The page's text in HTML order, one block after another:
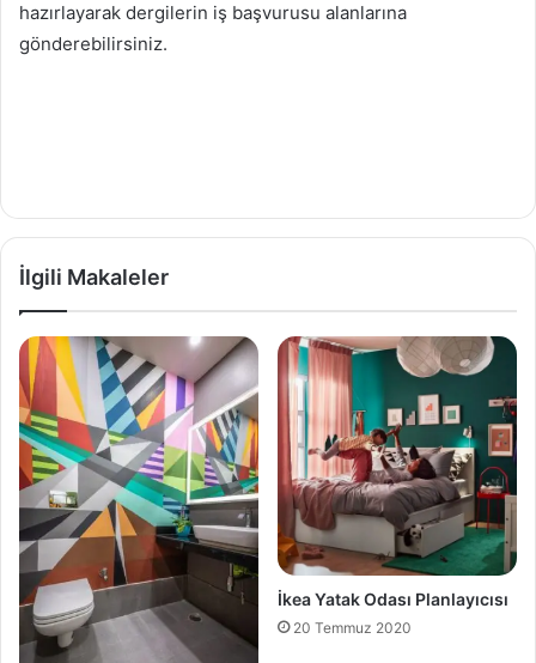
hazırlayarak dergilerin iş başvurusu alanlarına
gönderebilirsiniz.
İlgili Makaleler
İkea Yatak Odası Planlayıcısı
20 Temmuz 2020